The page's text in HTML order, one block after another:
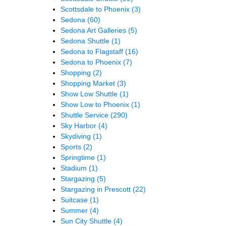
Scottsdale to Phoenix (3)
Sedona (60)
Sedona Art Galleries (5)
Sedona Shuttle (1)
Sedona to Flagstaff (16)
Sedona to Phoenix (7)
Shopping (2)
Shopping Market (3)
Show Low Shuttle (1)
Show Low to Phoenix (1)
Shuttle Service (290)
Sky Harbor (4)
Skydiving (1)
Sports (2)
Springtime (1)
Stadium (1)
Stargazing (5)
Stargazing in Prescott (22)
Suitcase (1)
Summer (4)
Sun City Shuttle (4)